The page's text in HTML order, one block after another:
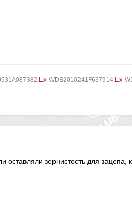
Ex-WDB2010241F637914, Ex-
зернистость для зацепа,